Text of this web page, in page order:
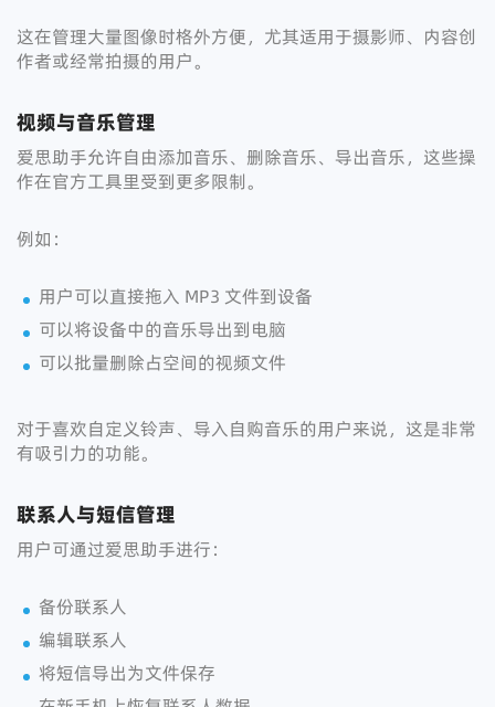
这在管理大量图像时格外方便，尤其适用于摄影师、内容创
作者或经常拍摄的用户。
视频与音乐管理
爱思助手允许自由添加音乐、删除音乐、导出音乐，这些操
作在官方工具里受到更多限制。
例如：
用户可以直接拖入 MP3 文件到设备
可以将设备中的音乐导出到电脑
可以批量删除占空间的视频文件
对于喜欢自定义铃声、导入自购音乐的用户来说，这是非常
有吸引力的功能。
联系人与短信管理
用户可通过爱思助手进行：
备份联系人
编辑联系人
将短信导出为文件保存